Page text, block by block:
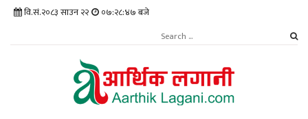
वि.सं.२०८३ साउन २२ ०७:२८:४७ बजे